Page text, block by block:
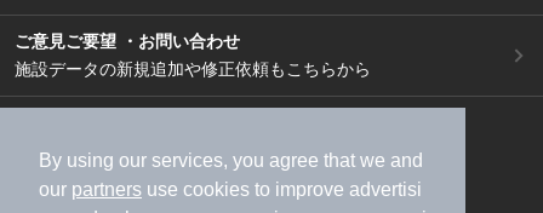
By using our services, you agree that we and
our partners use cookies to improve advertisi
ご意見ご要望 ・お問い合わせ
施設データの新規追加や修正依頼もこちらから
加盟店募集（資料請求）
広告出稿のご案内
利用規約
ライフスタイルMEMBERS+規約